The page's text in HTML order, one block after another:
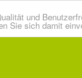
und
Sie sich damit